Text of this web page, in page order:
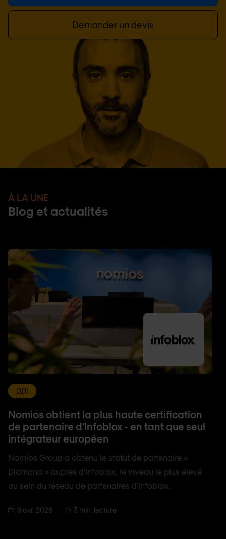
Demander un devis
À LA UNE
Blog et actualités
DDI
Nomios obtient la plus haute certification
de partenaire d'Infoblox - en tant que seul
intégrateur européen
Nomios Group a obtenu le statut de partenaire «
Diamond » auprès d'Infoblox, le niveau le plus élevé
au sein du réseau de partenaires d'Infoblox.
9 avr. 2026 3 min. lecture